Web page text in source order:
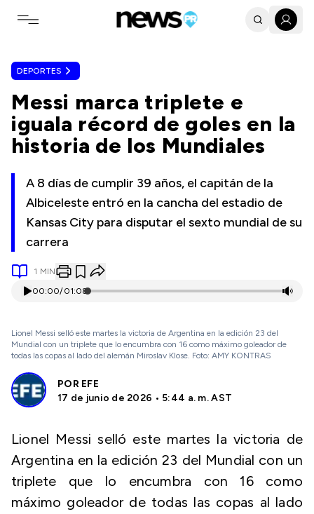
Toggle navigation menu
DEPORTES
Messi marca triplete e
iguala récord de goles en la
historia de los Mundiales
A 8 días de cumplir 39 años, el capitán de la
Albiceleste entró en la cancha del estadio de
Kansas City para disputar el sexto mundial de su
carrera
1 MIN
00:00/01:08
Lionel Messi selló este martes la victoria de Argentina en la edición 23 del
Mundial con un triplete que lo encumbra con 16 como máximo goleador de
todas las copas al lado del alemán Miroslav Klose. Foto: AMY KONTRAS
POR EFE
17 de junio de 2026 • 5:44 a. m. AST
Lionel Messi selló este martes la victoria de
Argentina en la edición 23 del Mundial con un
triplete que lo encumbra con 16 como
máximo goleador de todas las copas al lado